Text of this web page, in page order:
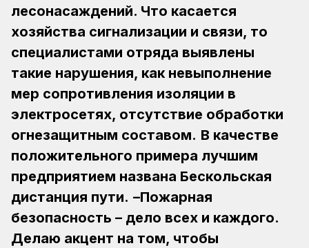
лесонасаждений. Что касается
хозяйства сигнализации и связи, то
специалистами отряда выявлены
такие нарушения, как невыполнение
мер сопротивления изоляции в
электросетях, отсутствие обработки
огнезащитным составом. В качестве
положительного примера лучшим
предприятием названа Бескольская
дистанция пути. –Пожарная
безопасность – дело всех и каждого.
Делаю акцент на том, чтобы